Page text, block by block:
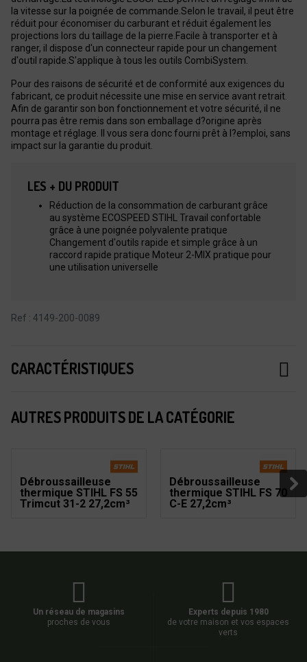
la vitesse sur la poignée de commande.Selon le travail, il peut être
réduit pour économiser du carburant et réduit également les
projections lors du taillage de la pierre.Facile à transporter et à
ranger, il dispose d'un connecteur rapide pour un changement
d'outil rapide.S'applique à tous les outils CombiSystem.
Pour des raisons de sécurité et de conformité aux exigences du
fabricant, ce produit nécessite une mise en service avant retrait.
Afin de garantir son bon fonctionnement et votre sécurité, il ne
pourra pas être remis dans son emballage d?origine après
montage et réglage. Il vous sera donc fourni prêt à l?emploi, sans
impact sur la garantie du produit.
LES + DU PRODUIT
Réduction de la consommation de carburant grâce
au système ECOSPEED STIHL Travail confortable
grâce à une poignée polyvalente pratique
Changement d'outils rapide et simple grâce à un
raccord rapide pratique Moteur 2-MIX pratique pour
une utilisation universelle
Ref : 4149-200-0089
CARACTÉRISTIQUES
AUTRES PRODUITS DE LA CATÉGORIE
Débroussailleuse
thermique STIHL FS 55
Trimcut 31-2 27,2cm³
Débroussailleuse
thermique STIHL FS 70
C-E 27,2cm³
Un réseau de magasins
proches de vous
Experts depuis 1980
de votre maison et vos espaces
verts